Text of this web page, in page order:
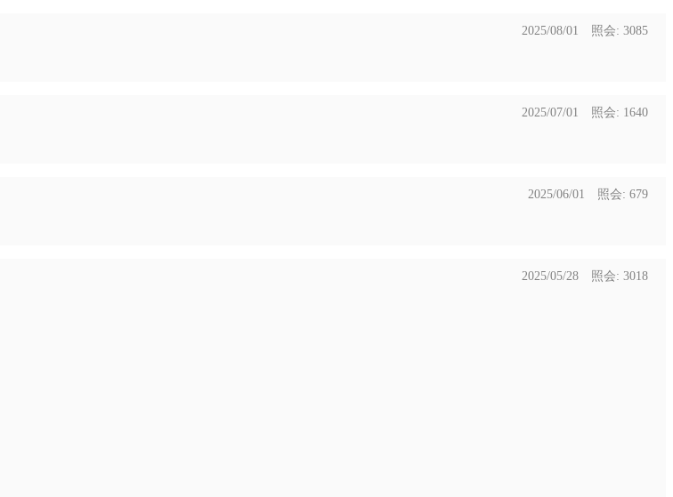
2025/08/01 照会: 3085
2025/07/01 照会: 1640
2025/06/01 照会: 679
2025/05/28 照会: 3018